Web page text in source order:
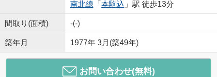
南北線 「 本駒込 」駅 徒歩13分
間取り(面積) -(-)
築年月 1977年 3月(築49年)
お問い合わせ(無料)